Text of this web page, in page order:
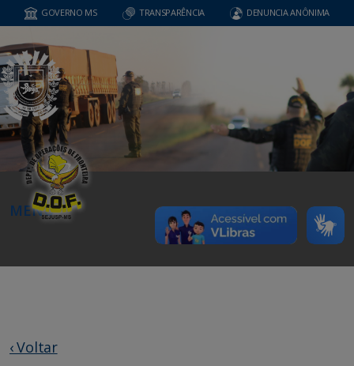
GOVERNO MS TRANSPARÊNCIA DENUNCIA ANÔNIMA
MENU
‹ Voltar